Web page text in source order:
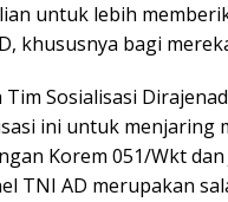
untuk lebih
khususnya bagi
Sosialisasi
ini untuk
Korem 051/Wkt
TNI AD merupakan